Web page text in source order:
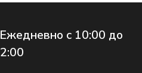
Ежедневно с 10:00 до